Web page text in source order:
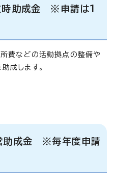
時助成金 ※申請は1
費などの活動拠点の整備や
成します。
助成金 ※毎年度申請